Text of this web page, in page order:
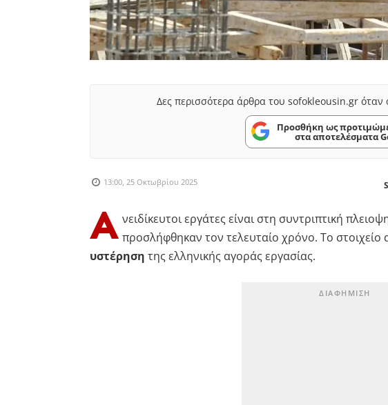
Δες περισσότερα άρθρα του sofokleousin.gr όταν
Προσθήκη ως
στα αποτελέσματα
13:00, 25 Οκτωβρίου 2025
Α νειδίκευτοι εργάτες είναι στη συντριπτική
προσλήφθηκαν τον τελευταίο χρόνο. Το στοιχείο
υστέρηση της ελληνικής αγοράς εργασίας.